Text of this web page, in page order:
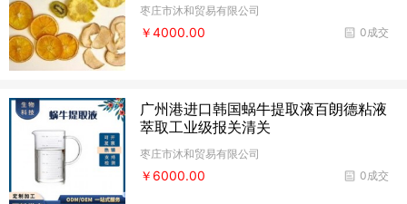
枣庄市沐和贸易有限公司
0成交
￥4000.00
广州港进口韩国蜗牛提取液百朗德粘液
萃取工业级报关清关
枣庄市沐和贸易有限公司
0成交
￥6000.00